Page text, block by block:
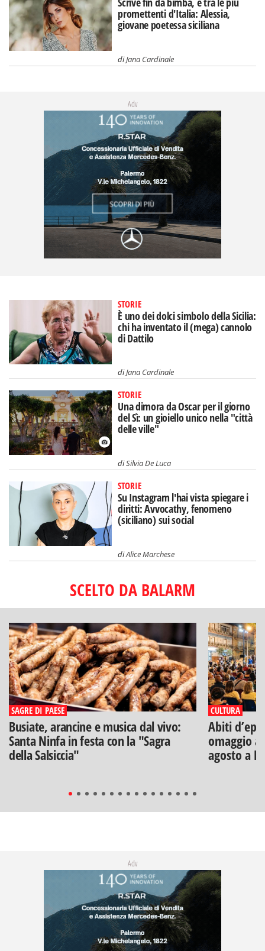
promettenti d'Italia: Alessia,
giovane poetessa siciliana
diJana Cardinale
Adv
STORIE
È uno dei dolci simbolo della Sicilia:
chi ha inventato il (mega) cannolo
di Dattilo
diJana Cardinale
STORIE
Una dimora da Oscar per il giorno
del Sì: un gioiello unico nella "città
delle ville"
diSilvia De Luca
STORIE
Su Instagram l'hai vista spiegare i
diritti: Avvocathy, fenomeno
(siciliano) sui social
diAlice Marchese
SCELTO DA BALARM
SAGRE DI PAESE
Busiate, arancine e musica dal vivo:
Santa Ninfa in festa con la "Sagra
della Salsiccia"
CULTURA
Abiti
omaggio
agosto a
Adv